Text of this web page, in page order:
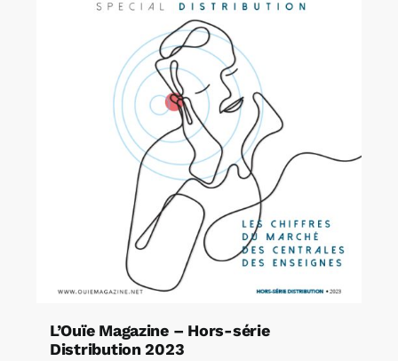
L’Ouïe Magazine – Hors-série
Distribution 2023